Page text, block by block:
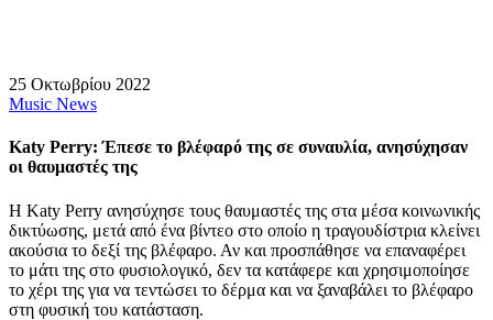
25 Οκτωβρίου 2022
Music News
Katy Perry: Έπεσε το βλέφαρό της σε συναυλία, ανησύχησαν
οι θαυμαστές της
Η Katy Perry ανησύχησε τους θαυμαστές της στα μέσα κοινωνικής
δικτύωσης, μετά από ένα βίντεο στο οποίο η τραγουδίστρια κλείνει
ακούσια το δεξί της βλέφαρο. Αν και προσπάθησε να επαναφέρει
το μάτι της στο φυσιολογικό, δεν τα κατάφερε και χρησιμοποίησε
το χέρι της για να τεντώσει το δέρμα και να ξαναβάλει το βλέφαρο
στη φυσική του κατάσταση.